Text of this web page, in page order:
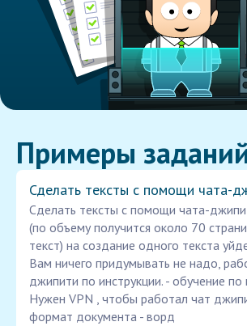
Примеры
Сделать тексты с помощи чата-
Сделать тексты с помощи чата-
(по объему получится около 70
текст) на создание одного текста
Вам ничего придумывать не надо,
джипити по инструкции. - обучение
Нужен VPN , чтобы работал чат
формат документа - ворд